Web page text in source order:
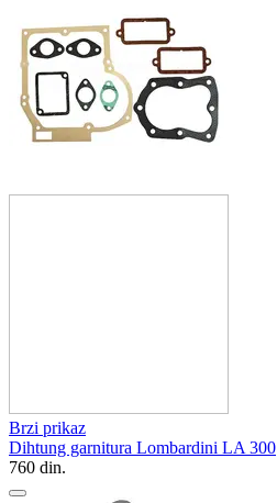
Brzi prikaz
Dihtung garnitura Lombardini LA 300
760 din.